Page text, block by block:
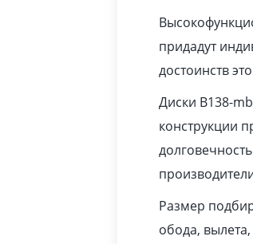
придадут
достоинств
Диски B138-
конструкции
Размер
обода,